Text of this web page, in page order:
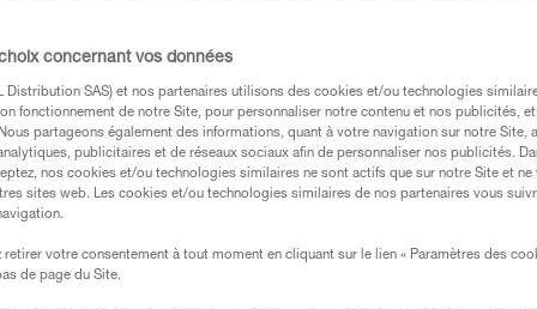
conçue pour la mise en place
et versions qui vont plus que
toutes les situations !
concernant vos données
Distribution SAS) et nos partenaires utilisons des cookies et/ou technologies
fonctionnement de notre Site, pour personnaliser notre contenu et nos publicités,
partageons également des informations, quant à votre navigation sur notre Site,
publicitaires et de réseaux sociaux afin de personnaliser nos publicités.
nos cookies et/ou technologies similaires ne sont actifs que sur notre Site et ne
sites web. Les cookies et/ou technologies similaires de nos partenaires vous
retirer votre consentement à tout moment en cliquant sur le lien « Paramètres des
de page du Site.